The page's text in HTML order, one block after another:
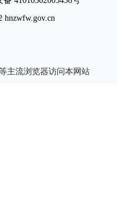
主流浏览器访问本网站